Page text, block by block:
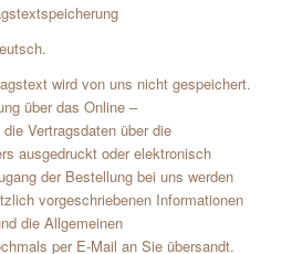
wird von uns nicht gespeichert.
über das Online –
Vertragsdaten über die
ausgedruckt oder elektronisch
der Bestellung bei uns werden
vorgeschriebenen Informationen
die Allgemeinen
per E-Mail an Sie übersandt.